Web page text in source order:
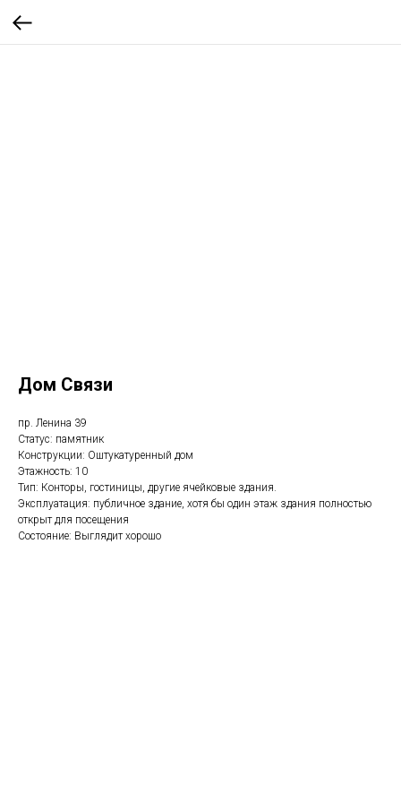
Дом Связи
пр. Ленина 39
Статус: памятник
Конструкции: Оштукатуренный дом
Этажность: 10
Тип: Конторы, гостиницы, другие ячейковые здания.
Эксплуатация: публичное здание, хотя бы один этаж здания полностью
открыт для посещения
Состояние: Выглядит хорошо